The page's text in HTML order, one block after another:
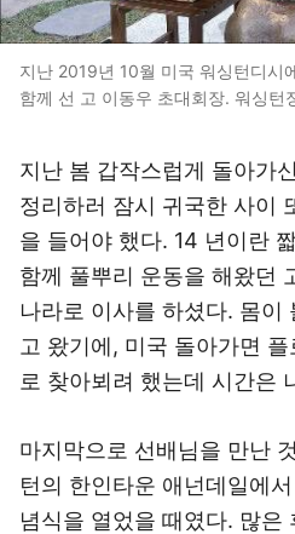
지난 2019년 10월 미국 워싱턴디시
함께 선 고 이동우 초대회장. 워싱턴
지난 봄 갑작스럽게 돌아가
정리하러 잠시 귀국한 사이
을 들어야 했다. 14 년이란
함께 풀뿌리 운동을 해왔던
나라로 이사를 하셨다. 몸이
고 왔기에, 미국 돌아가면
로 찾아뵈려 했는데 시간은
마지막으로 선배님을 만난
턴의 한인타운 애넌데일에서
념식을 열었을 때였다. 많은